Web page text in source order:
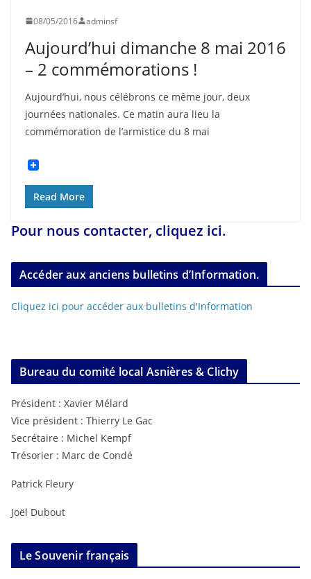
08/05/2016 adminsf
Aujourd’hui dimanche 8 mai 2016
– 2 commémorations !
Aujourd’hui, nous célébrons ce même jour, deux
journées nationales. Ce matin aura lieu la
commémoration de l’armistice du 8 mai
Read More
Pour nous contacter, cliquez ici.
Accéder aux anciens bulletins d’Information.
Cliquez ici pour accéder aux bulletins d'Information
Bureau du comité local Asnières & Clichy
Président : Xavier Mélard
Vice président : Thierry Le Gac
Secrétaire : Michel Kempf
Trésorier : Marc de Condé
Patrick Fleury
Joël Dubout
Le Souvenir français